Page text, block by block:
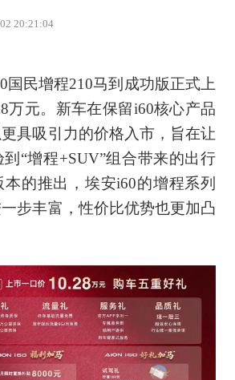
20:21:04
国民增程210马到成功版正式上
万元。新车在保留i60核心产品
具吸引力的价格入市，旨在让
“增程+SUV”组合带来的出行
的推出，埃安i60的增程系列
步丰富，性价比优势也更加凸